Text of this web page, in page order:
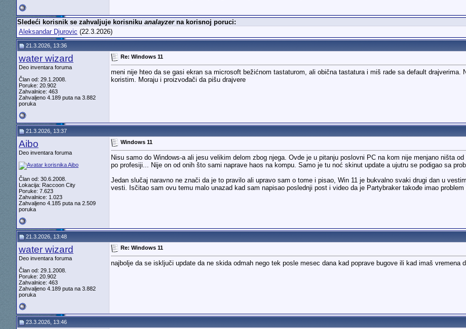
Sledeći korisnik se zahvaljuje korisniku analayzerna korisnoj poruci:
Aleksandar Djurovic (22.3.2026)
21.3.2026, 13:36
water wizard
Deo inventara foruma
Član od: 29.1.2008.
Poruke: 20.902
Zahvalnice: 463
Zahvaljeno 4.189 puta na 3.882
poruka
Re: Windows 11
meni nije hteo da se gasi ekran sa microsoft bežićnom tastaturom, ali obična tastatura i miš rade sa default drajverima.
koristim. Moraju i proizvođači da pišu drajvere
21.3.2026, 13:37
Aibo
Deo inventara foruma
Član od: 30.6.2008.
Lokacija: Raccoon City
Poruke: 7.623
Zahvalnice: 1.023
Zahvaljeno 4.185 puta na 2.509
poruka
Windows 11
Nisu samo do Windows-a ali jesu velikim delom zbog njega. Ovde je u pitanju poslovni PC na kom nije menjano ništa
po profesiji... Nije on od onih što sami naprave haos na kompu. Samo je tu noć skinut update a ujutru se podigao sa
Jedan slučaj naravno ne znači da je to pravilo ali upravo sam o tome i pisao, Win 11 je bukvalno svaki drugi dan u
vesti. Isčitao sam ovu temu malo unazad kad sam napisao poslednji post i video da je Partybraker takođe imao
21.3.2026, 13:48
water wizard
Deo inventara foruma
Član od: 29.1.2008.
Poruke: 20.902
Zahvalnice: 463
Zahvaljeno 4.189 puta na 3.882
poruka
Re: Windows 11
najbolje da se isključi update da ne skida odmah nego tek posle mesec dana kad poprave bugove ili kad imaš vremena
23.3.2026, 13:46